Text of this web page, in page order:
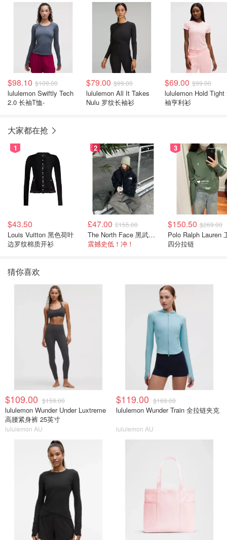
$98.10 $109.00
lululemon Swiftly Tech
2.0 长袖T恤-
$79.00 $99.00
lululemon All It Takes
Nulu 罗纹长袖衫
$69.00 $99.00
lululemon Hold Tight
袖亨利衫
大家都在抢
1
$43.50
Louis Vuitton 黑色荷叶
边罗纹棉质开衫
2
£47.00 £155.00
The North Face 黑武士冲锋衣
震撼史低！冲！
3
$150.50 $269.00
Polo Ralph Lauren 卫衣
四分拉链
猜你喜欢
$109.00 $159.00
lululemon Wunder Under Luxtreme
高腰紧身裤 25英寸
lululemon AU
$119.00 $169.00
lululemon Wunder Train 全拉链夹克
lululemon AU